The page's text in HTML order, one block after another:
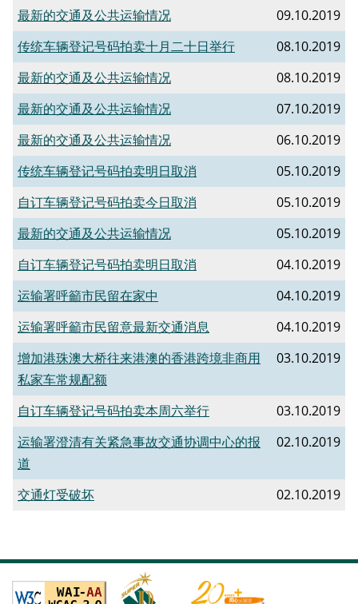
最新的交通及公共运输情况
09.10.2019
传统车辆登记号码拍卖十月二十日举行
08.10.2019
最新的交通及公共运输情况
08.10.2019
最新的交通及公共运输情况
07.10.2019
最新的交通及公共运输情况
06.10.2019
传统车辆登记号码拍卖明日取消
05.10.2019
自订车辆登记号码拍卖今日取消
05.10.2019
最新的交通及公共运输情况
05.10.2019
自订车辆登记号码拍卖明日取消
04.10.2019
运输署呼籲市民留在家中
04.10.2019
运输署呼籲市民留意最新交通消息
04.10.2019
增加港珠澳大桥往来港澳的香港跨境非商用
私家车常规配额
03.10.2019
自订车辆登记号码拍卖本周六举行
03.10.2019
运输署澄清有关紧急事故交通协调中心的报
道
02.10.2019
交通灯受破坏 02.10.2019